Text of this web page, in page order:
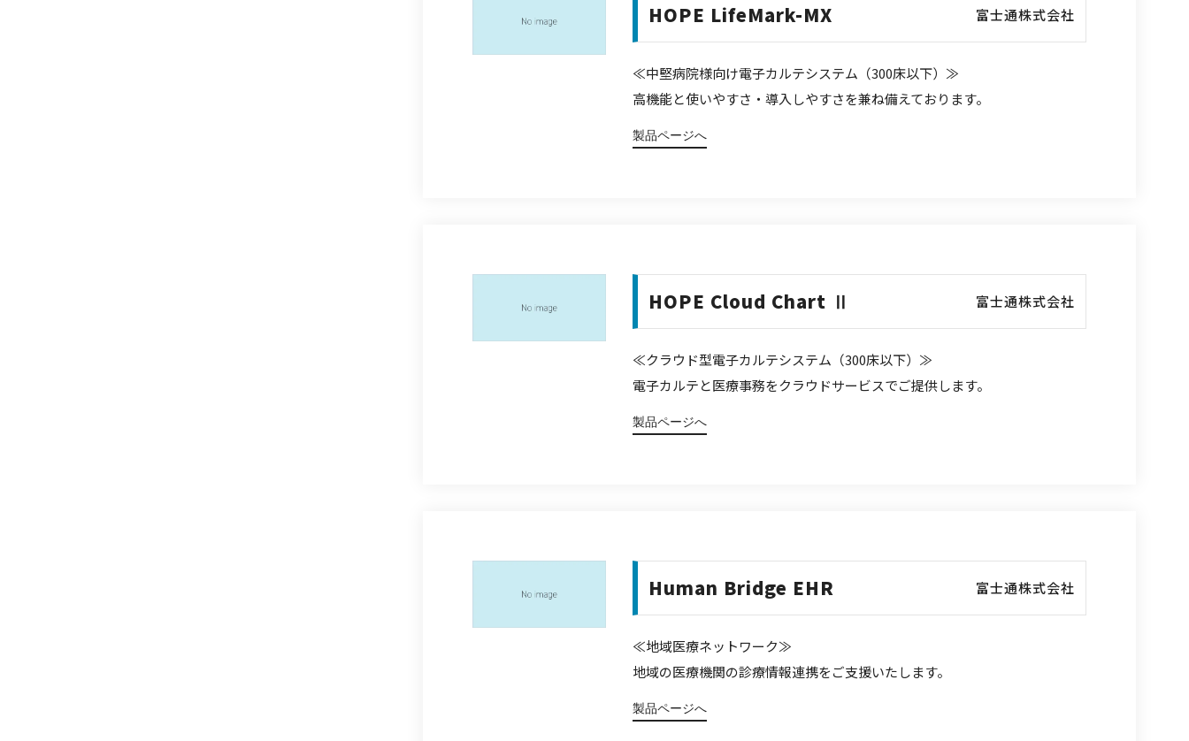
HOPE LifeMark-MX 富士通株式会社
≪中堅病院様向け電子カルテシステム（300床以下）≫
高機能と使いやすさ・導入しやすさを兼ね備えております。
製品ページへ
HOPE Cloud Chart Ⅱ 富士通株式会社
≪クラウド型電子カルテシステム（300床以下）≫
電子カルテと医療事務をクラウドサービスでご提供します。
製品ページへ
Human Bridge EHR 富士通株式会社
≪地域医療ネットワーク≫
地域の医療機関の診療情報連携をご支援いたします。
製品ページへ